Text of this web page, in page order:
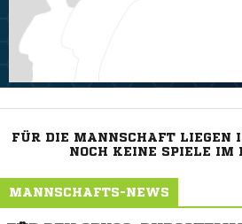
FÜR DIE MANNSCHAFT LIEGEN
NOCH KEINE SPIELE IM
MANNSCHAFTS-NEWS